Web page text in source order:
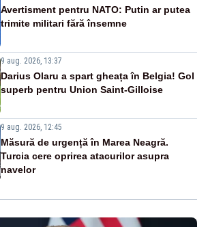
Avertisment pentru NATO: Putin ar putea
trimite militari fără însemne
9 aug. 2026, 13:37
Darius Olaru a spart gheața în Belgia! Gol
superb pentru Union Saint-Gilloise
9 aug. 2026, 12:45
Măsură de urgență în Marea Neagră.
Turcia cere oprirea atacurilor asupra
navelor